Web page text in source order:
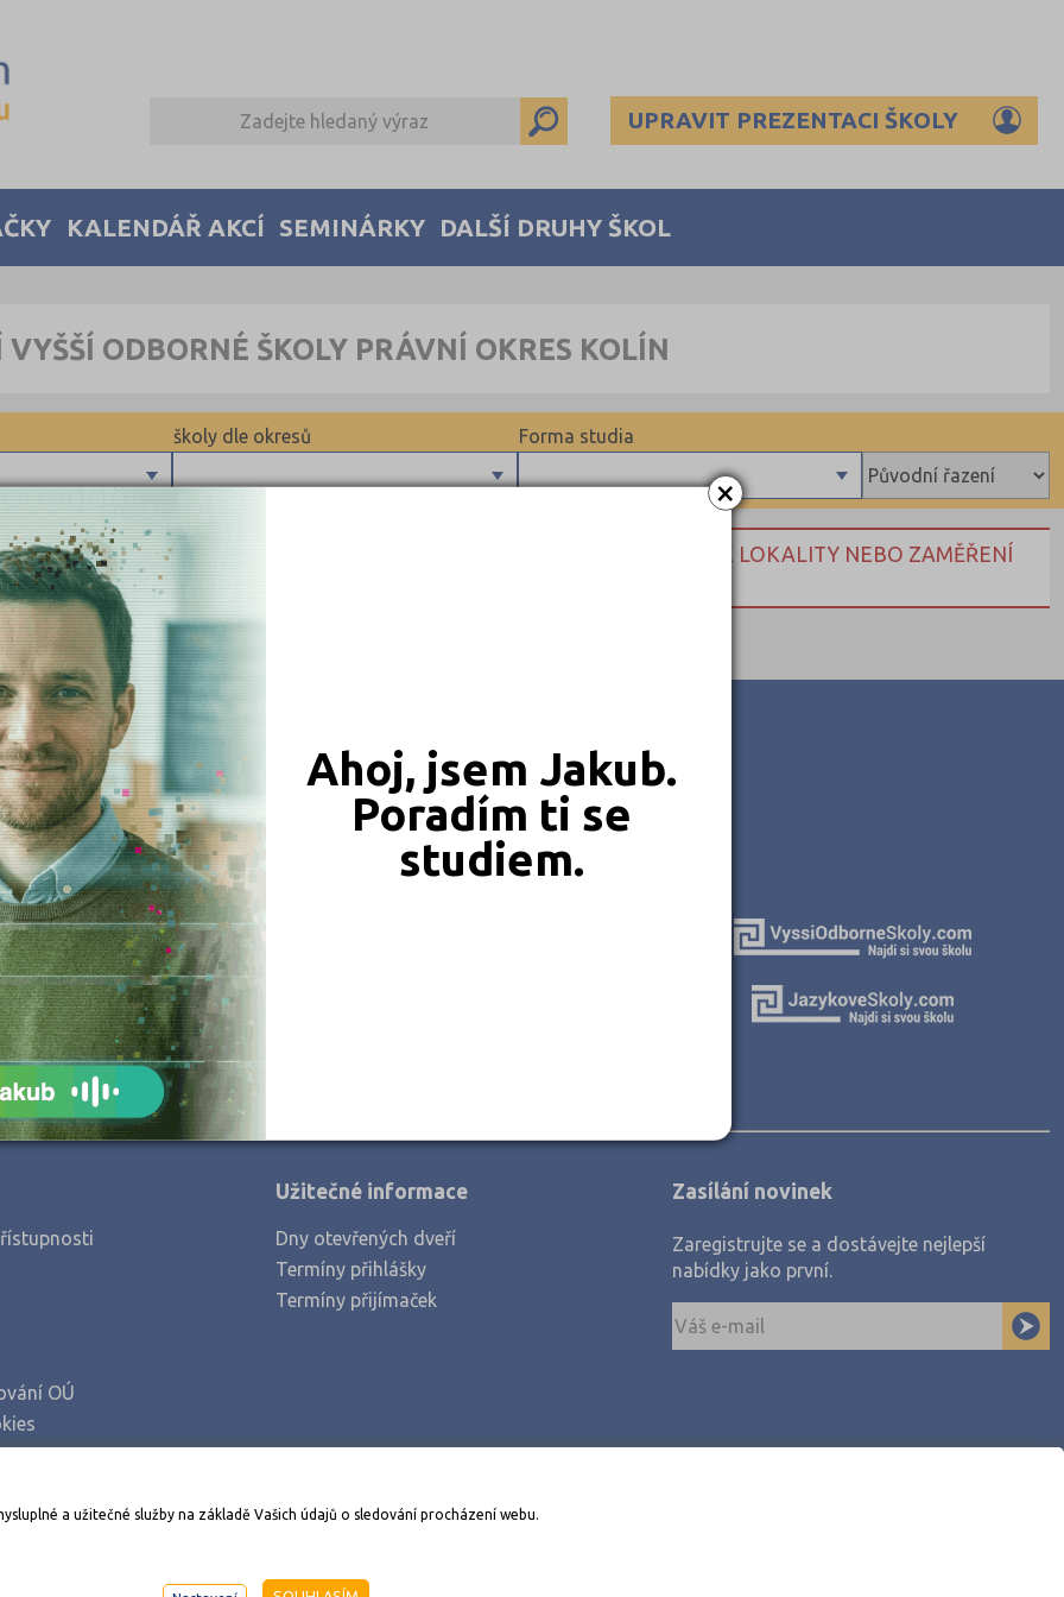
×
Ahoj, jsem Jakub.
Poradím ti se
studiem.
UPRAVIT PREZENTACI ŠKOLY
KALENDÁŘ AKCÍ SEMINÁRKY DALŠÍ DRUHY ŠKOL
ODBORNÉ ŠKOLY PRÁVNÍ OKRES KOLÍN
Forma studia
školy dle okresů
ZÁZNAMY, PŘEFORMULUJTE PROSÍM VÁŠ DOTAZ NEBO HLEDEJTE DLE LOKALITY NEBO ZAMĚŘENÍ
JSME TAM, KDE JSTE VY
Naše projekty
OÚ
Stáhněte si aplikaci Adresář škol
Užitečné informace
Dny otevřených dveří
Termíny přihlášky
Termíny přijímaček
Zasílání novinek
Zaregistrujte se a dostávejte nejlepší
nabídky jako první.
AMOS KamPoMaturite.cz, s.r.o., stránky vytvořilo
a užitečné služby na základě Vašich údajů o sledování procházení webu.